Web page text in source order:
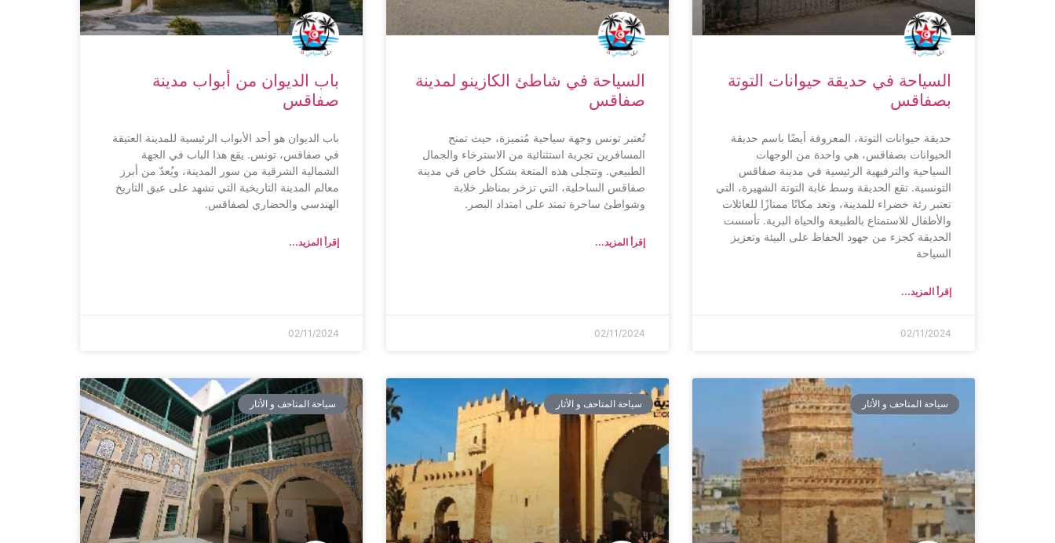
السياحة في حديقة حيوانات التوتة
بصفاقس
حديقة حيوانات التوتة، المعروفة أيضًا باسم حديقة
الحيوانات بصفاقس، هي واحدة من الوجهات
السياحية والترفيهية الرئيسية في مدينة صفاقس
التونسية. تقع الحديقة وسط غابة التوتة الشهيرة، التي
تعتبر رئة خضراء للمدينة، وتعد مكانًا ممتازًا للعائلات
والأطفال للاستمتاع بالطبيعة والحياة البرية. تأسست
الحديقة كجزء من جهود الحفاظ على البيئة وتعزيز
السياحة
إقرأ المزيد...
02/11/2024
السياحة في شاطئ الكازينو لمدينة
صفاقس
تُعتبر تونس وجهة سياحية مُتميزة، حيث تمنح
المسافرين تجربة استثنائية من الاسترخاء والجمال
الطبيعي. وتتجلى هذه المتعة بشكل خاص في مدينة
صفاقس الساحلية، التي تزخر بمناظر خلابة
وشواطئ ساحرة تمتد على امتداد البصر.
إقرأ المزيد...
02/11/2024
باب الديوان من أبواب مدينة
صفاقس
باب الديوان هو أحد الأبواب الرئيسية للمدينة العتيقة
في صفاقس، تونس. يقع هذا الباب في الجهة
الشمالية الشرقية من سور المدينة، ويُعدّ من أبرز
معالم المدينة التاريخية التي تشهد على عبق التاريخ
الهندسي والحضاري لصفاقس.
إقرأ المزيد...
02/11/2024
سياحة المتاحف و الأثار سياحة المتاحف و الأثار سياحة المتاحف و الأثار